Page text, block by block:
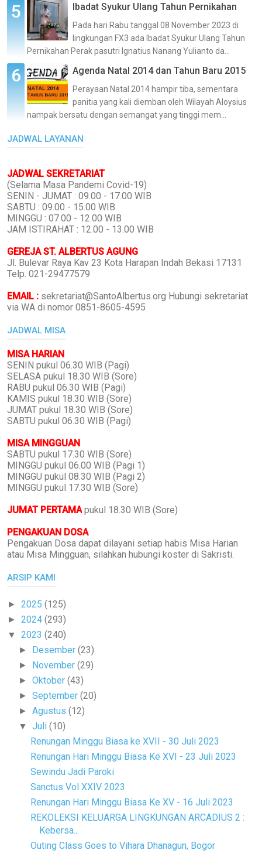
Ibadat Syukur Ulang Tahun Pernikahan
Pada hari Rabu tanggal 08 November 2023 di
lingkungan FX3 ada Ibadat Syukur Ulang Tahun
Pernikahan Perak pasutri Ignatius Nanang Yulianto da...
Agenda Natal 2014 dan Tahun Baru 2015
Perayaan Natal 2014 hampir tiba, sementara
panitia yang kali diemban oleh Wilayah Aloysius
nampak bersatu dengan semangat yang tinggi mem...
JADWAL LAYANAN
JADWAL SEKRETARIAT
(Selama Masa Pandemi Covid-19)
SENIN - JUMAT : 09.00 - 17.00 WIB
SABTU : 09.00 - 15.00 WIB
MINGGU : 07.00 - 12.00 WIB
JAM ISTIRAHAT : 12.00 - 13.00 WIB
GEREJA ST. ALBERTUS AGUNG
Jl. Bulevar Raya Kav 23 Kota Harapan Indah Bekasi 17131
Telp. 021-29477579
EMAIL : sekretariat@SantoAlbertus.org Hubungi sekretariat
via WA di nomor 0851-8605-4595
JADWAL MISA
MISA HARIAN
SENIN pukul 06.30 WIB (Pagi)
SELASA pukul 18.30 WIB (Sore)
RABU pukul 06.30 WIB (Pagi)
KAMIS pukul 18.30 WIB (Sore)
JUMAT pukul 18.30 WIB (Sore)
SABTU pukul 06.30 WIB (Pagi)
MISA MINGGUAN
SABTU pukul 17.30 WIB (Sore)
MINGGU pukul 06.00 WIB (Pagi 1)
MINGGU pukul 08.30 WIB (Pagi 2)
MINGGU pukul 17.30 WIB (Sore)
JUMAT PERTAMA pukul 18.30 WIB (Sore)
PENGAKUAN DOSA
Pengakuan Dosa dapat dilayani setiap habis Misa Harian
atau Misa Mingguan, silahkan hubungi koster di Sakristi.
ARSIP KAMI
► 2025 (125)
► 2024 (293)
▼ 2023 (240)
► Desember(23)
► November(29)
►Oktober(43)
►September(20)
►Agustus(12)
▼Juli(10)
Renungan Minggu Biasa ke XVII - 30 Juli 2023
Renungan Hari Minggu Biasa Ke XVI - 23 Juli 2023
Sewindu Jadi Paroki
Sanctus Vol XXIV 2023
Renungan Hari Minggu Biasa Ke XV - 16 Juli 2023
REKOLEKSI KELUARGA LINGKUNGAN ARCADIUS 2 :
Kebersa...
Outing Class Goes to Vihara Dhanagun, Bogor